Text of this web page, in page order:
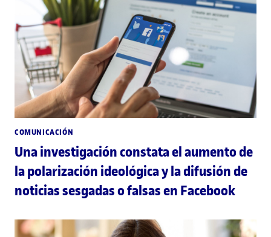
COMUNICACIÓN
Una investigación constata el aumento de
la polarización ideológica y la difusión de
noticias sesgadas o falsas en Facebook